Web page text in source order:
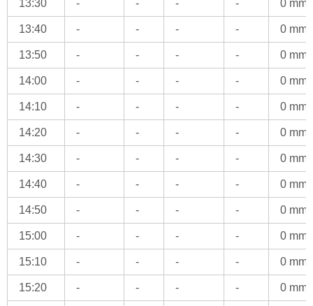
13:30 - - - - 0 mm
13:40 - - - - 0 mm
13:50 - - - - 0 mm
14:00 - - - - 0 mm
14:10 - - - - 0 mm
14:20 - - - - 0 mm
14:30 - - - - 0 mm
14:40 - - - - 0 mm
14:50 - - - - 0 mm
15:00 - - - - 0 mm
15:10 - - - - 0 mm
15:20 - - - - 0 mm